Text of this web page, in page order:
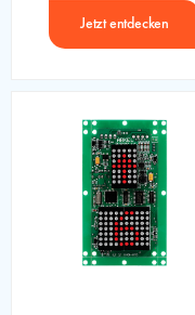
Jetzt entdecken